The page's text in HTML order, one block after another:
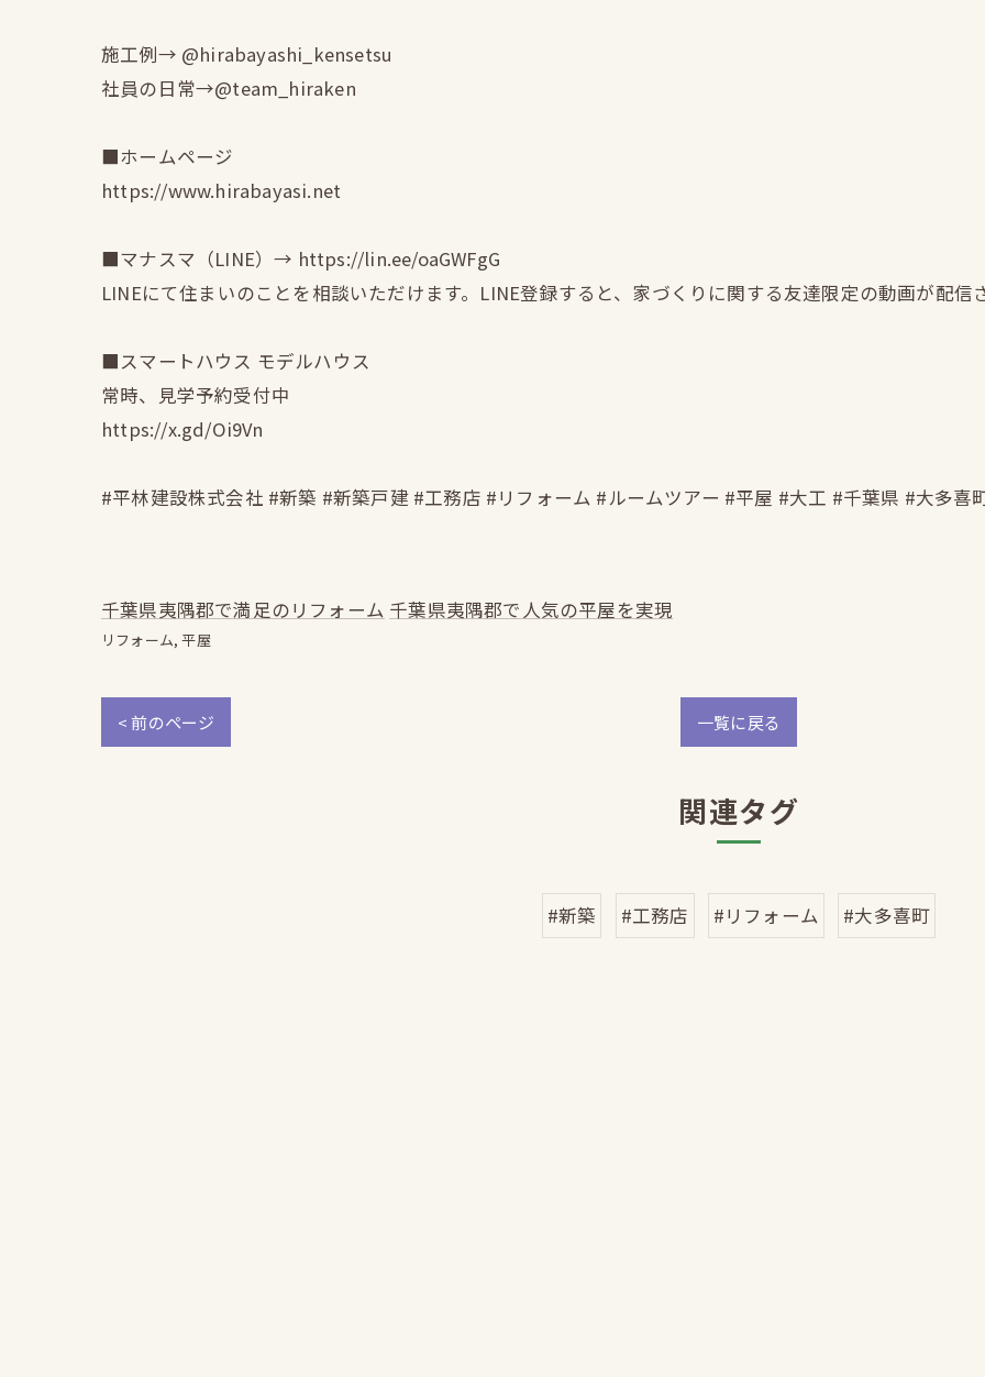
施工例→ @hirabayashi_kensetsu
社員の日常→@team_hiraken
■ホームページ
https://www.hirabayasi.net
■マナスマ（LINE）→ https://lin.ee/oaGWFgG
LINEにて住まいのことを相談いただけます。LINE登録すると、家づくりに関する友達限定の動画が配信
■スマートハウス モデルハウス
常時、見学予約受付中
https://x.gd/Oi9Vn
#平林建設株式会社 #新築 #新築戸建 #工務店 #リフォーム #ルームツアー #平屋 #大工 #千葉県 #大多喜
千葉県夷隅郡で満足のリフォーム 千葉県夷隅郡で人気の平屋を実現
リフォーム 平屋
< 前のページ 一覧に戻る
関連タグ
#新築 #工務店 #リフォーム #大多喜町